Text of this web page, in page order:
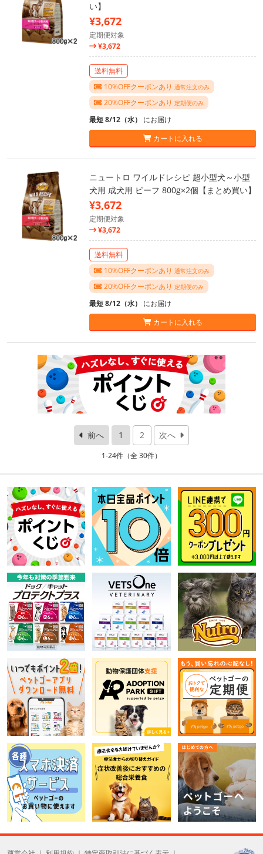
い】
¥3,672
定期便対象
¥3,672
送料無料
10%OFFクーポンあり 通常注文のみ
20%OFFクーポンあり 定期便のみ
最短 8/12（水） にお届け
カートに入れる
ニュートロ ワイルドレシピ 超小型犬～小型
犬用 成犬用 ビーフ 800g×2個【まとめ買い】
¥3,672
定期便対象
¥3,672
送料無料
10%OFFクーポンあり 通常注文のみ
20%OFFクーポンあり 定期便のみ
最短 8/12（水） にお届け
カートに入れる
前へ 1 2 次へ
1-24件（全 30件）